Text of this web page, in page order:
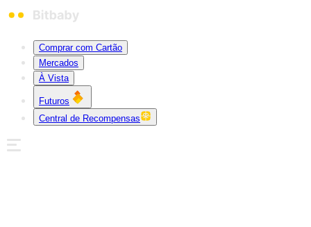
Comprar com Cartão
Mercados
À Vista
Futuros
Central de Recompensas